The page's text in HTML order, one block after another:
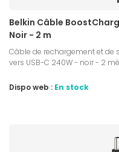
Belkin Câble
Noir - 2 m
Câble de rechargement et de
vers USB-C 240W - noir - 2
Dispo web : En stock